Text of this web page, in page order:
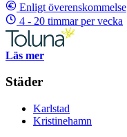
Enligt överenskommelse
4 - 20 timmar per vecka
Läs mer
Städer
Karlstad
Kristinehamn